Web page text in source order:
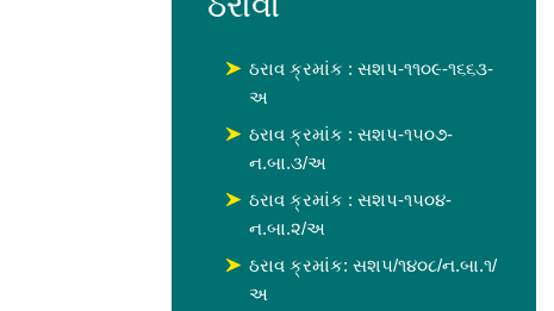
ઠરાવ ક્રમાંક : સશપ-૧૧૦૯-૧૬૬૩-
અ
ઠરાવ ક્રમાંક : સશપ-૧૫૦૭-
ન.બા.૩/અ
ઠરાવ ક્રમાંક : સશપ-૧૫૦૪-
ન.બા.૨/અ
ઠરાવ ક્રમાંક: સશ૫/૧૪૦૮/ન.બા.૧/
અ